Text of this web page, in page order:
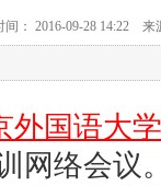
间： 2016-09-28 14:22
外国语大学
网络会议